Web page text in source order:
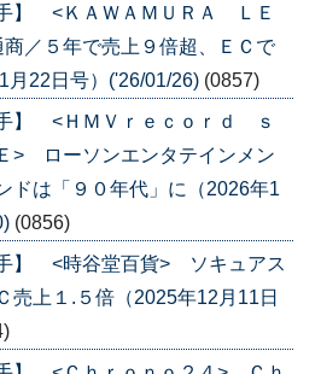
手】 <ＫＡＷＡＭＵＲＡ ＬＥ
／５年で売上９倍超、ＥＣで
月22日号）('26/01/26) (0857)
手】 <ＨＭＶｒｅｃｏｒｄ ｓ
> ローソンエンタテインメン
ドは「９０年代」に（2026年1
(0856)
手】 <時谷堂百貨> ソキュアス
売上１.５倍（2025年12月11日